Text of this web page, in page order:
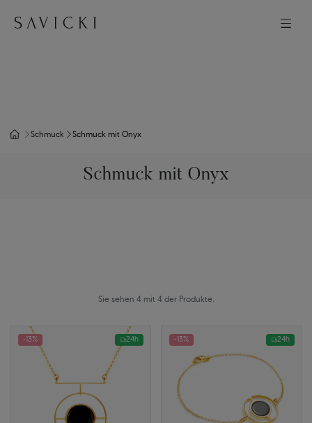
Schmuck Schmuck mit Onyx
Schmuck mit Onyx
Sie sehen 4 mit 4 der Produkte.
-13% 24h -13% 24h